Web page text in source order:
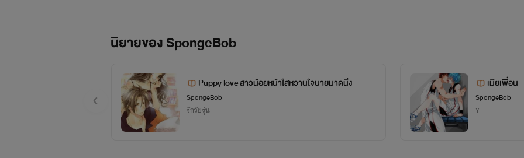
อยาก รัก เพื่อนขึ้นมา และผมมั่นใจ ว่าผมจะทำให้มันรักผมให้ได้
นิยายของ SpongeBob
Puppy love สาวน้อยหน้าใสหวานใจนายมาดนิ่ง
SpongeBob
รักวัยรุ่น
เมียเพื่อน
SpongeBob
Y